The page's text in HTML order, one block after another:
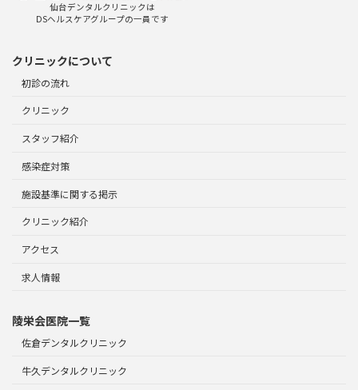
仙台デンタルクリニックは
DSヘルスケアグループの一員です
クリニックについて
初診の流れ
クリニック
スタッフ紹介
感染症対策
施設基準に関する掲示
クリニック紹介
アクセス
求人情報
陵栄会医院一覧
佐倉デンタルクリニック
牛久デンタルクリニック